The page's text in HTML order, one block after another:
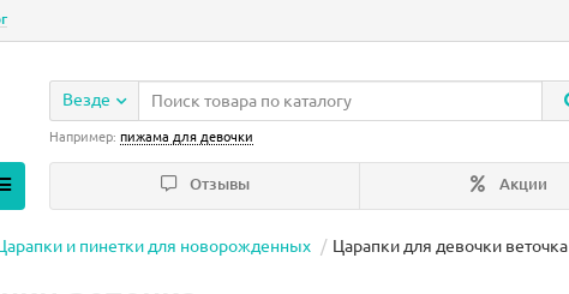
Везде
Например: пижама для девочки
Отзывы Акции
и пинетки для новорожденных Царапки для девочки веточка